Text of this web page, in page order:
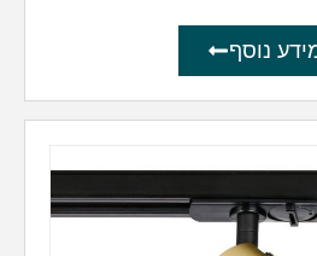
נוסף